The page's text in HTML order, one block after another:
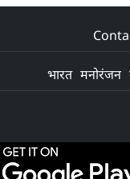
भारत मनोरंजन